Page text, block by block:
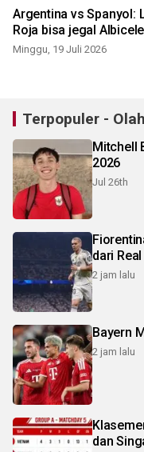
Argentina vs Spanyol:
Roja bisa jegal
Minggu, 19 Juli 2026
Terpopuler -
Mitchell
2026
Jul 26th
dari
2 jam lalu
Bayern
2 jam lalu
dan